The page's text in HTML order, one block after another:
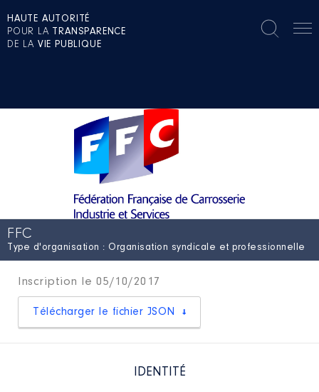
HAUTE AUTORITÉ
POUR LA TRANSPARENCE
DE LA VIE PUBLIQUE
FFC
Type d'organisation : Organisation syndicale et professionnelle
Inscription le 05/10/2017
Télécharger le fichier JSON
IDENTITÉ